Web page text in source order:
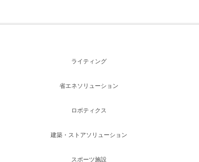
ライティング
省エネソリューション
ロボティクス
建築・ストアソリューション
スポーツ施設